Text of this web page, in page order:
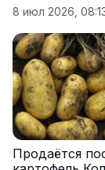
8 июл 2026,
Продаётся